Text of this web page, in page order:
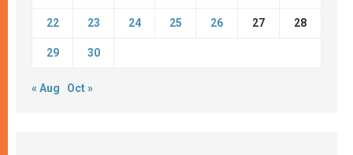
22 23 24 25 26 27 28
29 30
« Aug Oct »